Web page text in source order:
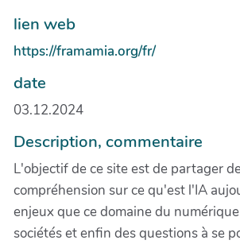
lien web
https://framamia.org/fr/
date
03.12.2024
Description, commentaire
L'objectif de ce site est de partager
compréhension sur ce qu'est l'IA
enjeux que ce domaine du
sociétés et enfin des questions à se